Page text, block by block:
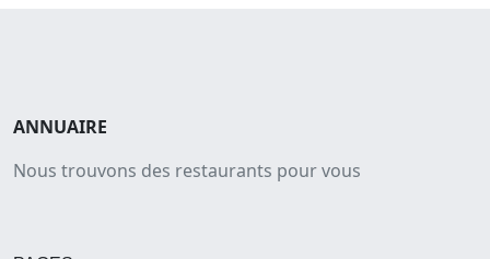
ANNUAIRE
Nous trouvons des restaurants pour vous